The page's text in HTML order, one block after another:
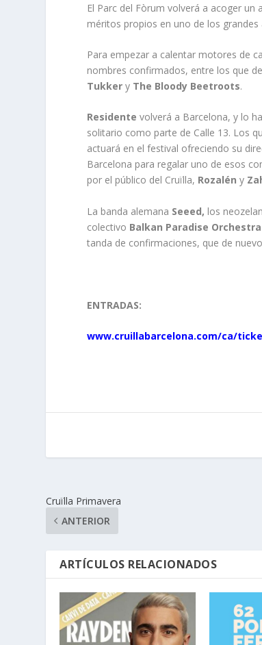
El Parc del Fòrum volverá a acoger
méritos propios en uno de los
Para empezar a calentar motores de
nombres confirmados, entre los que
Tukkery The Bloody Beetroots.
Residente volverá a Barcelona, y lo
solitario como parte de Calle 13. Los
actuará en el festival ofreciendo su
Barcelona para regalar uno de esos
por el público del Cruïlla, Rozalén y
La banda alemana Seeed, los
colectivo Balkan Paradise Orchestra
tanda de confirmaciones, que de
ENTRADAS:
www.cruillabarcelona.com/ca/
Cruïlla Primavera
ANTERIOR
ARTÍCULOS RELACIONADOS